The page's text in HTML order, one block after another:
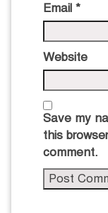
Email *
Website
Save my
this
comment.